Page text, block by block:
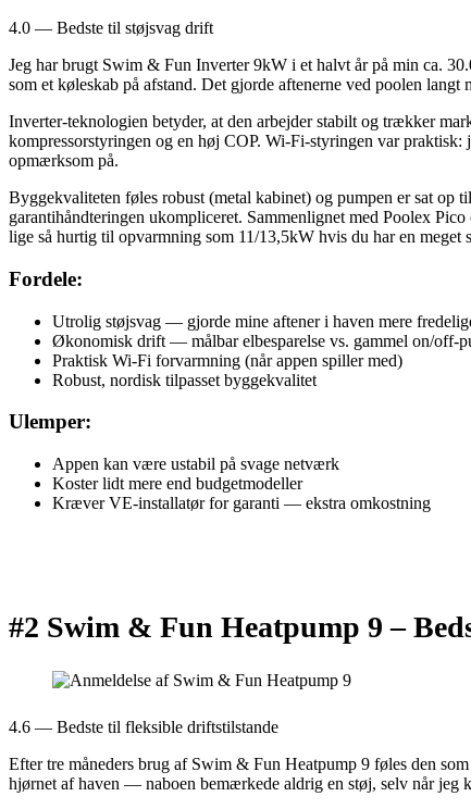
4.0 — Bedste til støjsvag drift
Jeg har brugt Swim & Fun Inverter 9kW i et halvt år på min ca.
som et køleskab på afstand. Det gjorde aftenerne ved poolen
Inverter-teknologien betyder, at den arbejder stabilt og trækker
kompressorstyringen og en høj COP. Wi-Fi-styringen var
opmærksom på.
Byggekvaliteten føles robust (metal kabinet) og pumpen er sat
garantihåndteringen ukompliceret. Sammenlignet med Poolex
lige så hurtig til opvarmning som 11/13,5kW hvis du har en meget
Fordele:
Utrolig støjsvag — gjorde mine aftener i haven mere
Økonomisk drift — målbar elbesparelse vs. gammel on/off-
Praktisk Wi‑Fi forvarmning (når appen spiller med)
Robust, nordisk tilpasset byggekvalitet
Ulemper:
Appen kan være ustabil på svage netværk
Koster lidt mere end budgetmodeller
Kræver VE-installatør for garanti — ekstra omkostning
#2 Swim & Fun Heatpump 9 –
4.6 — Bedste til fleksible driftstilstande
Efter tre måneders brug af Swim & Fun Heatpump 9 føles den
hjørnet af haven — naboen bemærkede aldrig en støj, selv når jeg